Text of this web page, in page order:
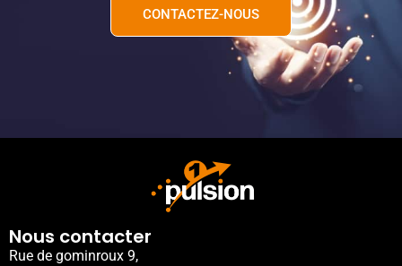
CONTACTEZ-NOUS
Nous contacter
Rue de gominroux 9,